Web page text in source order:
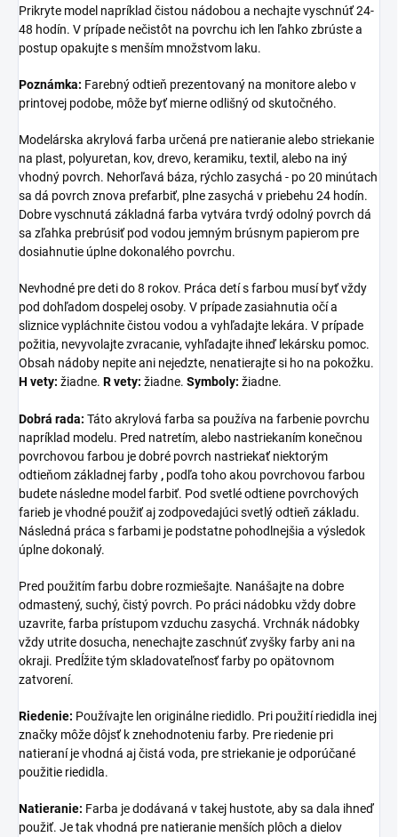
Prikryte model napríklad čistou nádobou a nechajte vyschnúť 24-
48 hodín. V prípade nečistôt na povrchu ich len ľahko zbrúste a
postup opakujte s menším množstvom laku.
Poznámka: Farebný odtieň prezentovaný na monitore alebo v
printovej podobe, môže byť mierne odlišný od skutočného.
Modelárska akrylová farba určená pre natieranie alebo striekanie
na plast, polyuretan, kov, drevo, keramiku, textil, alebo na iný
vhodný povrch. Nehorľavá báza, rýchlo zasychá - po 20 minútach
sa dá povrch znova prefarbiť, plne zasychá v priebehu 24 hodín.
Dobre vyschnutá základná farba vytvára tvrdý odolný povrch dá
sa zľahka prebrúsiť pod vodou jemným brúsnym papierom pre
dosiahnutie úplne dokonalého povrchu.
Nevhodné pre deti do 8 rokov. Práca detí s farbou musí byť vždy
pod dohľadom dospelej osoby. V prípade zasiahnutia očí a
sliznice vypláchnite čistou vodou a vyhľadajte lekára. V prípade
požitia, nevyvolajte zvracanie, vyhľadajte ihneď lekársku pomoc.
Obsah nádoby nepite ani nejedzte, nenatierajte si ho na pokožku.
H vety: žiadne. R vety: žiadne. Symboly: žiadne.
Dobrá rada: Táto akrylová farba sa používa na farbenie povrchu
napríklad modelu. Pred natretím, alebo nastriekaním konečnou
povrchovou farbou je dobré povrch nastriekať niektorým
odtieňom základnej farby , podľa toho akou povrchovou farbou
budete následne model farbiť. Pod svetlé odtiene povrchových
farieb je vhodné použiť aj zodpovedajúci svetlý odtieň základu.
Následná práca s farbami je podstatne pohodlnejšia a výsledok
úplne dokonalý.
Pred použitím farbu dobre rozmiešajte. Nanášajte na dobre
odmastený, suchý, čistý povrch. Po práci nádobku vždy dobre
uzavrite, farba prístupom vzduchu zasychá. Vrchnák nádobky
vždy utrite dosucha, nenechajte zaschnúť zvyšky farby ani na
okraji. Predĺžite tým skladovateľnosť farby po opätovnom
zatvorení.
Riedenie: Používajte len originálne riedidlo. Pri použití riedidla inej
značky môže dôjsť k znehodnoteniu farby. Pre riedenie pri
natieraní je vhodná aj čistá voda, pre striekanie je odporúčané
použitie riedidla.
Natieranie: Farba je dodávaná v takej hustote, aby sa dala ihneď
použiť. Je tak vhodná pre natieranie menších plôch a dielov